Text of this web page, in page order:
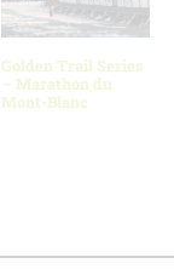
Golden Trail Series
– Marathon du
Mont-Blanc